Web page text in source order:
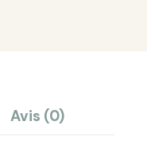
Avis (0)